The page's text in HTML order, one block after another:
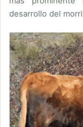
desarrollo del